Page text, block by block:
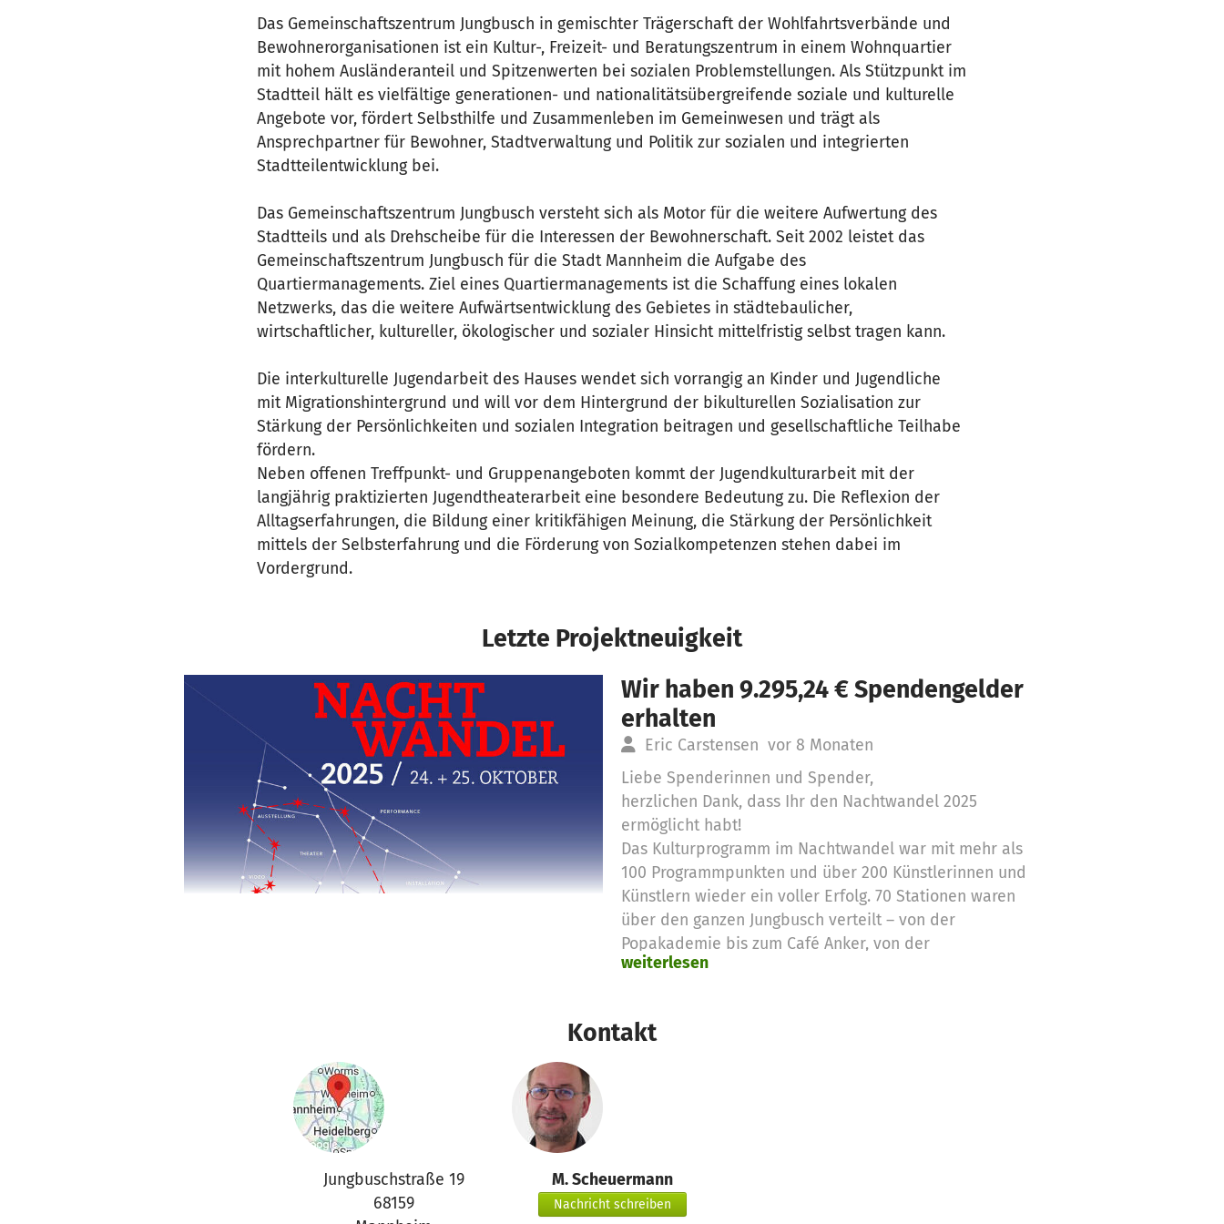
Das Gemeinschaftszentrum Jungbusch in gemischter Trägerschaft der Wohlfahrtsverbände und
Bewohnerorganisationen ist ein Kultur-, Freizeit- und Beratungszentrum in einem Wohnquartier
mit hohem Ausländeranteil und Spitzenwerten bei sozialen Problemstellungen. Als Stützpunkt im
Stadtteil hält es vielfältige generationen- und nationalitätsübergreifende soziale und kulturelle
Angebote vor, fördert Selbsthilfe und Zusammenleben im Gemeinwesen und trägt als
Ansprechpartner für Bewohner, Stadtverwaltung und Politik zur sozialen und integrierten
Stadtteilentwicklung bei.
Das Gemeinschaftszentrum Jungbusch versteht sich als Motor für die weitere Aufwertung des
Stadtteils und als Drehscheibe für die Interessen der Bewohnerschaft. Seit 2002 leistet das
Gemeinschaftszentrum Jungbusch für die Stadt Mannheim die Aufgabe des
Quartiermanagements. Ziel eines Quartiermanagements ist die Schaffung eines lokalen
Netzwerks, das die weitere Aufwärtsentwicklung des Gebietes in städtebaulicher,
wirtschaftlicher, kultureller, ökologischer und sozialer Hinsicht mittelfristig selbst tragen kann.
Die interkulturelle Jugendarbeit des Hauses wendet sich vorrangig an Kinder und Jugendliche
mit Migrationshintergrund und will vor dem Hintergrund der bikulturellen Sozialisation zur
Stärkung der Persönlichkeiten und sozialen Integration beitragen und gesellschaftliche Teilhabe
fördern.
Neben offenen Treffpunkt- und Gruppenangeboten kommt der Jugendkulturarbeit mit der
langjährig praktizierten Jugendtheaterarbeit eine besondere Bedeutung zu. Die Reflexion der
Alltagserfahrungen, die Bildung einer kritikfähigen Meinung, die Stärkung der Persönlichkeit
mittels der Selbsterfahrung und die Förderung von Sozialkompetenzen stehen dabei im
Vordergrund.
Letzte Projektneuigkeit
Wir haben 9.295,24 € Spendengelder
erhalten
Eric Carstensen vor 8 Monaten
Liebe Spenderinnen und Spender,
herzlichen Dank, dass Ihr den Nachtwandel 2025
ermöglicht habt!
Das Kulturprogramm im Nachtwandel war mit mehr als
100 Programmpunkten und über 200 Künstlerinnen und
Künstlern wieder ein voller Erfolg. 70 Stationen waren
über den ganzen Jungbusch verteilt – von der
Popakademie bis zum Café Anker, von der
Kulturcontainer-Stadt am Verbindungskanal bis zur
Jungbusch wieder auf drei Bühnen bespielt. Der
Studierende und Alumni der neu im Jungbusch
ansässigen Akademie der bildenden Künste ABK
weiterlesen
Kontakt
Jungbuschstraße 19
68159
M. Scheuermann
Nachricht schreiben